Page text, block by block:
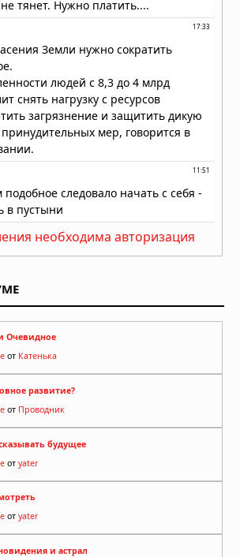
необходима авторизация
Очевидное
от Катенька
развитие?
от Проводник
будущее
от yater
от yater
и астрал